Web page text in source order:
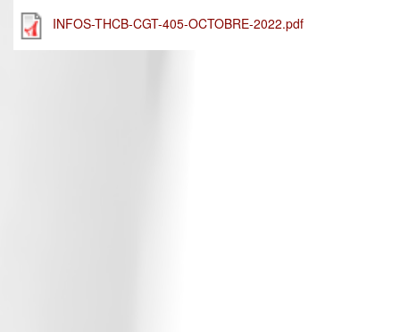
INFOS-THCB-CGT-405-OCTOBRE-2022.pdf